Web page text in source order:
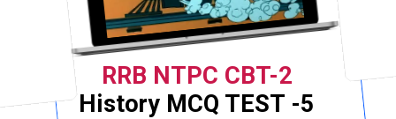
RRB NTPC CBT-2
History MCQ TEST -5